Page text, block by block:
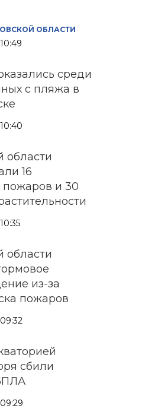
ОБЛАСТИ
среди
с пляжа в
области
16
пожаров и 30
области
из-за
пожаров
сбили